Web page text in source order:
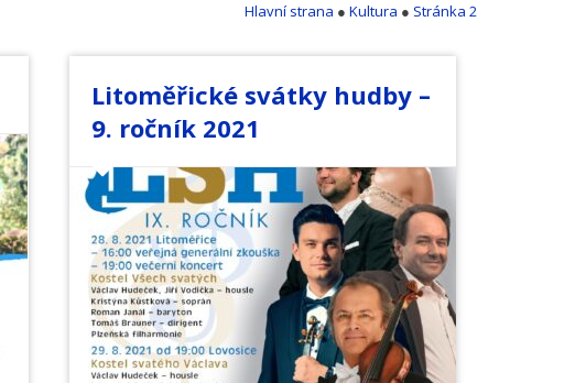
Hlavní strana ● Kultura ● Stránka 2
Litoměřické svátky hudby –
9. ročník 2021